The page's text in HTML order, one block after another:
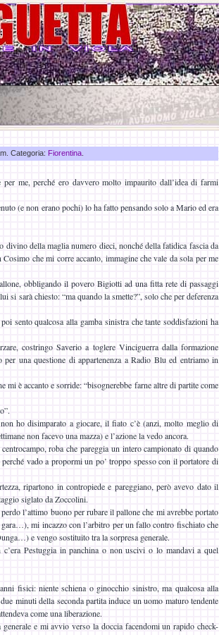
Categoria: Fiorentina
per me, perché ero davvero molto impaurito dall’idea di farmi
(e non erano pochi) lo ha fatto pensando solo a Mario ed era
della maglia numero dieci, nonché della fatidica fascia da
che mi corre accanto, immagine che vale da sola per me
obbligando il povero Bigiotti ad una fitta rete di passaggi
si sarà chiesto: “ma quando la smette?”, solo che per deferenza
sento qualcosa alla gamba sinistra che tante soddisfazioni ha
costringo Saverio a toglere Vinciguerra dalla formazione
una questione di appartenenza a Radio Blu ed entriamo in
mi è accanto e sorride: “bisognerebbe farne altre di partite come
ho disimparato a giocare, il fiato c’è (anzi, molto meglio di
non facevo una mazza) e l’azione la vedo ancora.
roba che pareggia un intero campionato di quando
vado a propormi un po’ troppo spesso con il portatore di
ripartono in contropiede e pareggiano, però avevo dato il
siglato da Zoccolini.
l’attimo buono per rubare il pallone che mi avrebbe portato
mi incazzo con l’arbitro per un fallo contro fischiato che
e vengo sostituito tra la sorpresa generale.
Pestuggia in panchina o non uscivi o lo mandavi a quel
fisici: niente schiena o ginocchio sinistro, ma qualcosa alla
minuti della seconda partita induce un uomo maturo tendente
come una liberazione.
e mi avvio verso la doccia facendomi un rapido check-